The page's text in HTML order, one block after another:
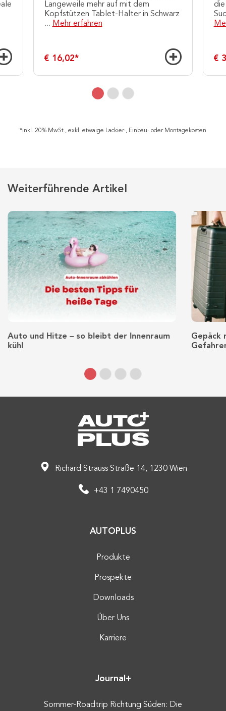
Langeweile mehr auf mit dem
Kopfstützen Tablet-Halter in Schwarz
... Mehr erfahren
€ 16,02*
die
€
*inkl. 20% MwSt., exkl. etwaige Lackier-, Einbau- oder Montagekosten
Weiterführende Artikel
Auto und Hitze – so bleibt der Innenraum
kühl
Gepäck
Richard Strauss Straße 14, 1230 Wien
+43 1 7490450
AUTOPLUS
Produkte
Prospekte
Downloads
Über Uns
Karriere
Journal+
Sommer-Roadtrip Richtung Süden: Die